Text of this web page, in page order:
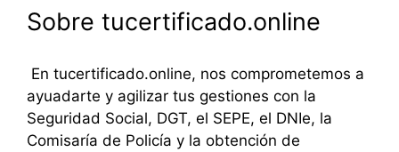
Sobre tucertificado.online
En tucertificado.online, nos comprometemos a
ayuadarte y agilizar tus gestiones con la
Seguridad Social, DGT, el SEPE, el DNIe, la
Comisaría de Policía y la obtención de